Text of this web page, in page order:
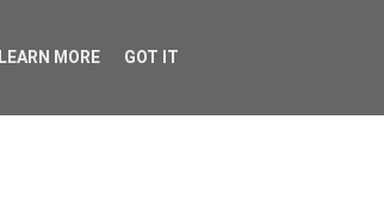
LEARN MORE GOT IT